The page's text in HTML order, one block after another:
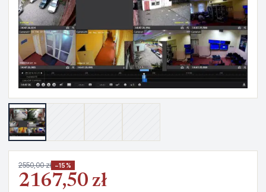
2550,00 zł −15%
2167,50 zł